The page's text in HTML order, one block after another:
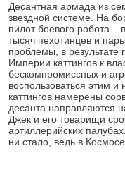
Десантная армада из
звездной системе. На
пилот боевого робота –
тысяч пехотинцев и
проблемы, в результате
Империи каттингов к
бескомпромиссных и
воспользоваться этим
каттингов намерены
десанта направляются
Джек и его товарищи
артиллерийских
ни стало, ведь в